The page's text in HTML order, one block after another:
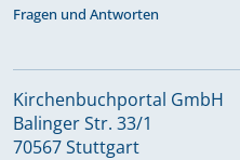
Fragen und Antworten
Kirchenbuchportal GmbH
Balinger Str. 33/1
70567 Stuttgart